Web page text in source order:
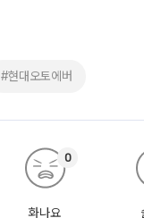
#현대오토에버
화나요
0